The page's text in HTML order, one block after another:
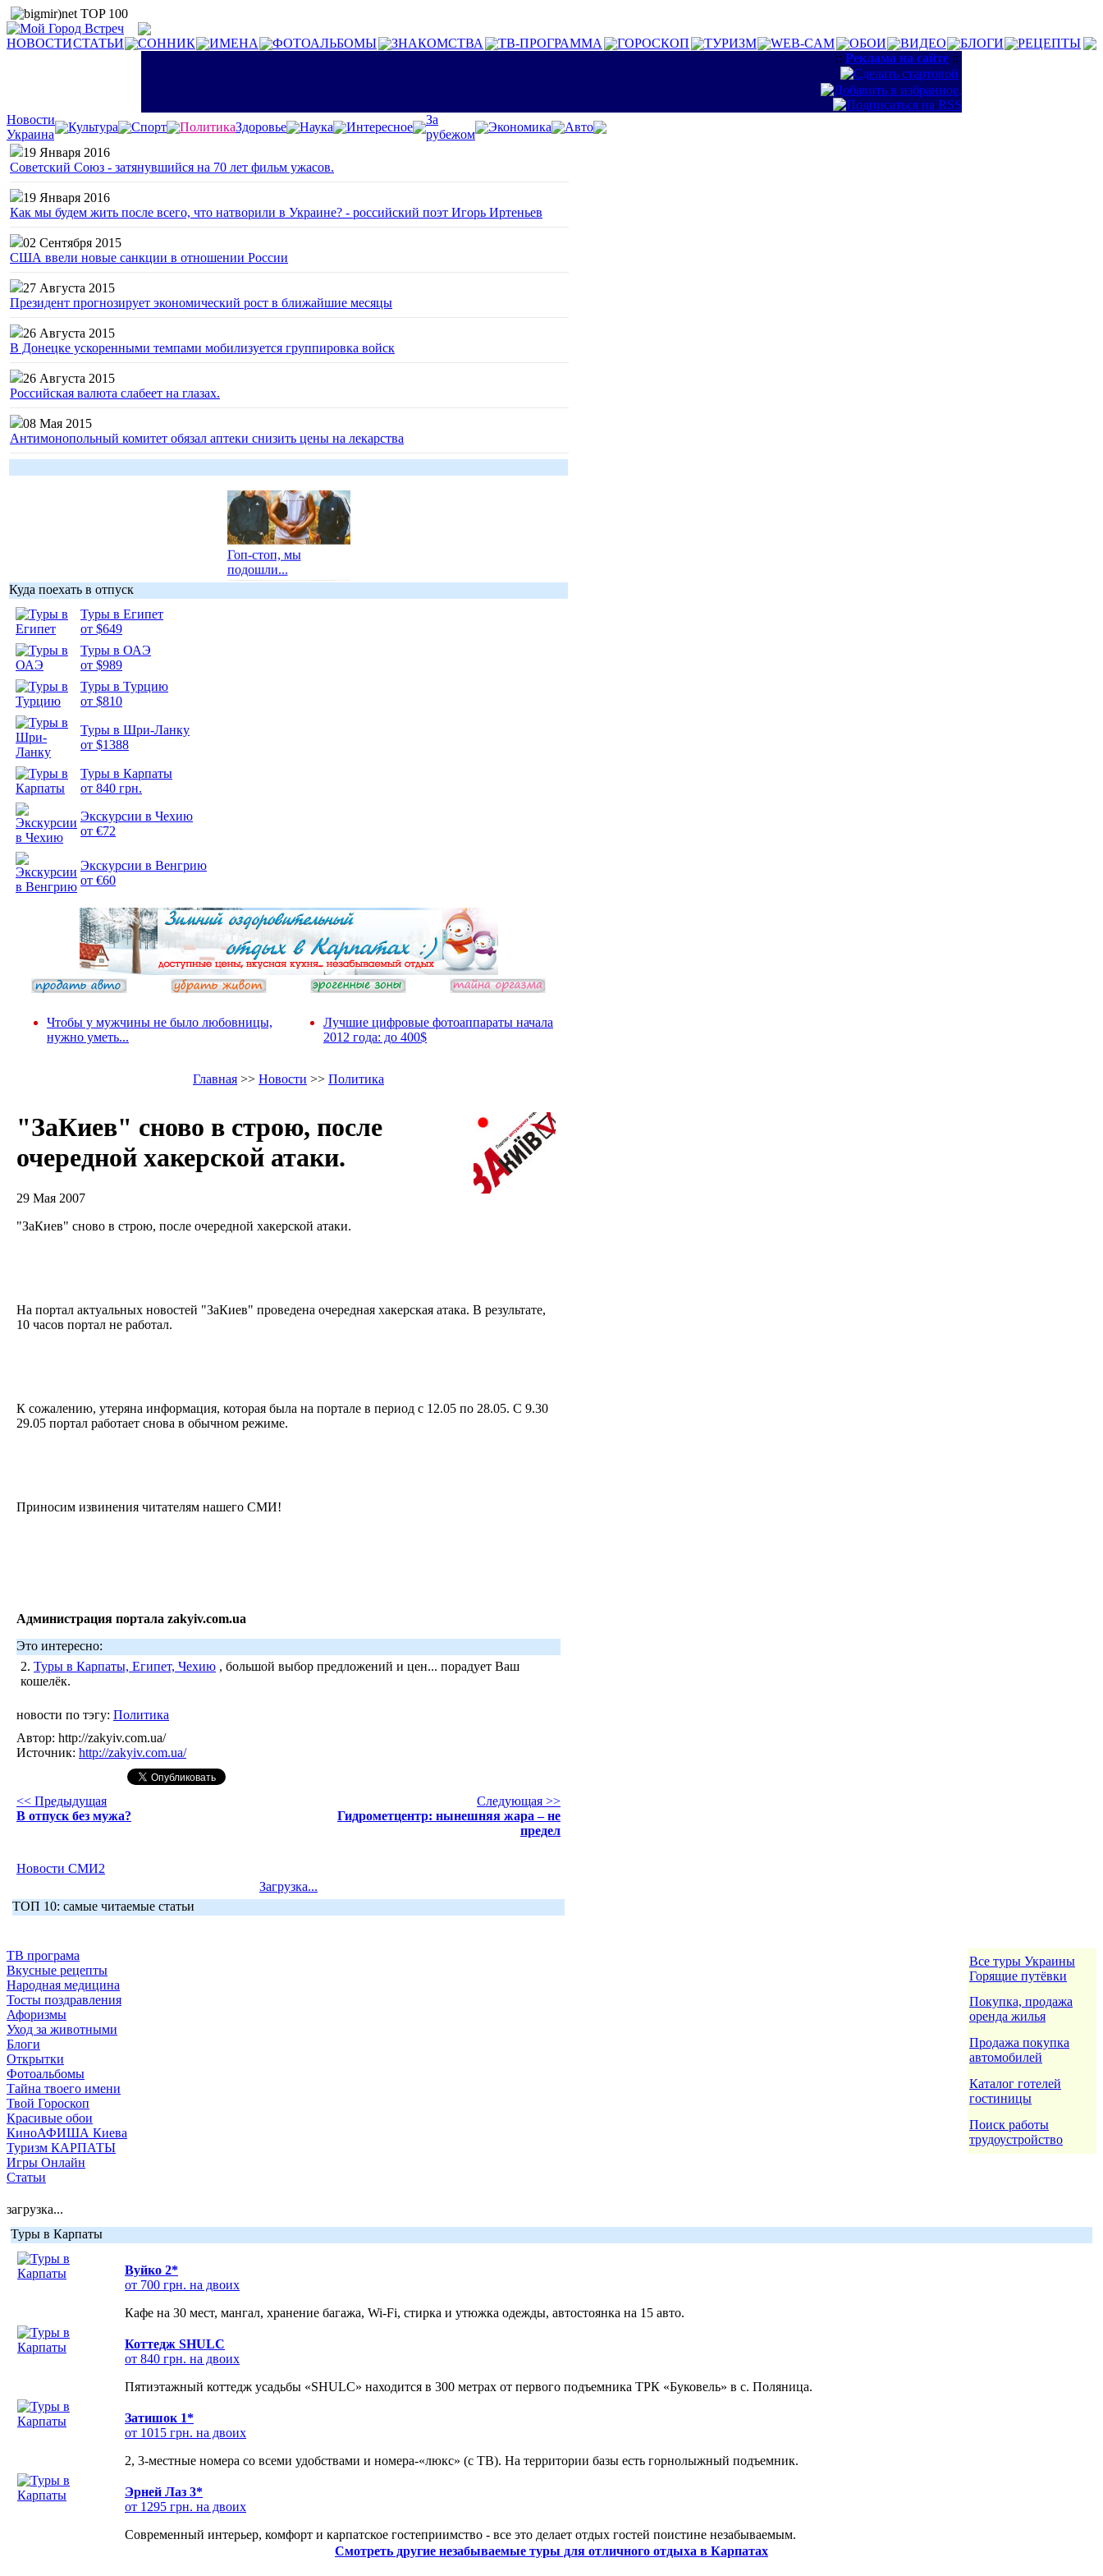
НОВОСТИСТАТЬИ СОННИК ИМЕНА ФОТОАЛЬБОМЫ ЗНАКОМСТВА ТВ-ПРОГРАММА ГОРОСКОП ТУРИЗМ WEB-CAM ОБОИ ВИДЕО БЛОГИ
РЕЦЕПТЫ
:: Реклама на сайте ::
Новости
Украина
Культура Спорт ПолитикаЗдоровье Наука Интересное
За
рубежом
Экономика
Авто
19 Января 2016
Советский Союз - затянувшийся на 70 лет фильм ужасов.
19 Января 2016
Как мы будем жить после всего, что натворили в Украине? - российский поэт Игорь Иртеньев
02 Сентября 2015
США ввели новые санкции в отношении России
27 Августа 2015
Президент прогнозирует экономический рост в ближайшие месяцы
26 Августа 2015
В Донецке ускоренными темпами мобилизуется группировка войск
26 Августа 2015
Российская валюта слабеет на глазах.
08 Мая 2015
Антимонопольный комитет обязал аптеки снизить цены на лекарства
Гоп-стоп, мы
подошли...
Куда поехать в отпуск
Туры в Египет
от $649
Туры в ОАЭ
от $989
Туры в Турцию
от $810
Туры в Шри-Ланку
от $1388
Туры в Карпаты
от 840 грн.
Экскурсии в Чехию
от €72
Экскурсии в Венгрию
от €60
Чтобы у мужчины не было любовницы,
нужно уметь...
Лучшие цифровые фотоаппараты начала
2012 года: до 400$
Главная >> Новости >> Политика
"ЗаКиев" сново в строю, после
очередной хакерской атаки.
29 Мая 2007
"ЗаКиев" сново в строю, после очередной хакерской атаки.
На портал актуальных новостей "ЗаКиев" проведена очередная хакерская атака. В результате,
10 часов портал не работал.
К сожалению, утеряна информация, которая была на портале в период с 12.05 по 28.05. С 9.30
29.05 портал работает снова в обычном режиме.
Приносим извинения читателям нашего СМИ!
Администрация портала zakyiv.com.ua
Это интересно:
2. Туры в Карпаты, Египет, Чехию , большой выбор предложений и цен... порадует Ваш
кошелёк.
новости по тэгу: Политика
Автор: http://zakyiv.com.ua/
Источник: http://zakyiv.com.ua/
<< Предыдущая
В отпуск без мужа?
Следующая >>
Гидрометцентр: нынешняя жара – не
предел
Новости СМИ2
Загрузка...
ТОП 10: самые читаемые статьи
ТВ програма
Вкусные рецепты
Народная медицина
Тосты поздравления
Афоризмы
Уход за животными
Блоги
Открытки
Фотоальбомы
Тайна твоего имени
Твой Гороскоп
Красивые обои
КиноАФИША Киева
Туризм КАРПАТЫ
Игры Онлайн
Статьи
Все туры Украины
Горящие путёвки
Покупка, продажа
оренда жилья
Продажа покупка
автомобилей
Каталог готелей
гостиницы
Поиск работы
трудоустройство
загрузка...
Туры в Карпаты
Вуйко 2*
от 700 грн. на двоих
Кафе на 30 мест, мангал, хранение багажа, Wi-Fi, стирка и утюжка одежды, автостоянка на 15 авто.
Коттедж SHULC
от 840 грн. на двоих
Пятиэтажный коттедж усадьбы «SHULC» находится в 300 метрах от первого подъемника ТРК «Буковель» в с. Поляница.
Затишок 1*
от 1015 грн. на двоих
2, 3-местные номера со всеми удобствами и номера-«люкс» (с ТВ). На территории базы есть горнолыжный подъемник.
Эрней Лаз 3*
от 1295 грн. на двоих
Современный интерьер, комфорт и карпатское гостеприимство - все это делает отдых гостей поистине незабываемым.
Смотреть другие незабываемые туры для отличного отдыха в Карпатах